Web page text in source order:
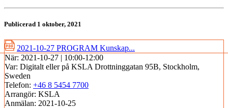
Publicerad 1 oktober, 2021
2021-10-27 PROGRAM Kunskap...
När: 2021-10-27 | 10:00-12:00
Var: Digitalt eller på KSLA Drottninggatan 95B, Stockholm,
Sweden
Telefon: +46 8 5454 7700
Arrangör: KSLA
Anmälan: 2021-10-25